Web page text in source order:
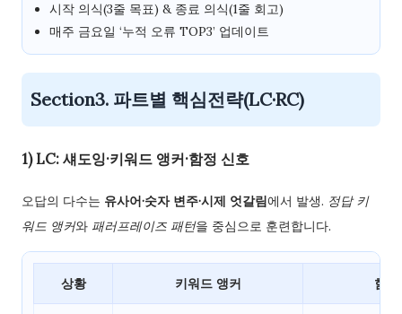
시작 의식(3줄 목표) & 종료 의식(1줄 회고)
매주 금요일 ‘누적 오류 TOP3’ 업데이트
Section3. 파트별 핵심전략(LC·RC)
1) LC: 섀도잉·키워드 앵커·함정 신호
오답의 다수는 유사어·숫자 변주·시제 엇갈림에서 발생. 정답 키
워드 앵커와 패러프레이즈 패턴을 중심으로 훈련합니다.
상황 키워드 앵커 함